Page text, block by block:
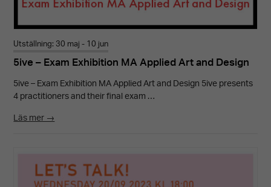
Utställning: 30 maj - 10 jun
5ive – Exam Exhibition MA Applied Art and Design
5ive – Exam Exhibition MA Applied Art and Design 5ive presents
4 practitioners and their final exam …
Läs mer →